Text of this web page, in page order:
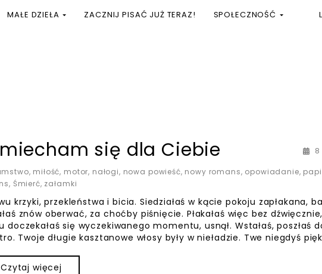
MAŁE DZIEŁA ZACZNIJ PISAĆ JUŻ TERAZ! SPOŁECZNOŚĆ
się dla Ciebie
, miłość, motor, nałogi, nowa powieść, nowy romans, opowiadanie,
, Śmierć, załamki
krzyki, przekleństwa i bicia. Siedziałaś w kącie pokoju zapłakana,
znów oberwać, za choćby piśnięcie. Płakałaś więc bez
doczekałaś się wyczekiwanego momentu, usnął. Wstałaś, poszłaś
Twoje długie kasztanowe włosy były w nieładzie. Twe niegdyś
Czytaj więcej